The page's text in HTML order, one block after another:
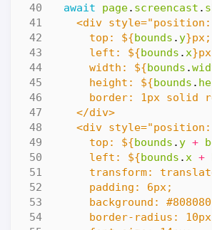
await
page. screencast .
      top:
${bounds . y}
      left:
${bounds .x}
      width:
${bounds .
      height:
${bounds .
      top:
${bounds . y +
      left:
${bounds .x +